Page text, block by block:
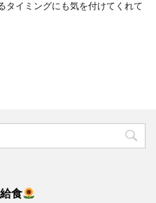
タイミングにも気を付けてくれて
食